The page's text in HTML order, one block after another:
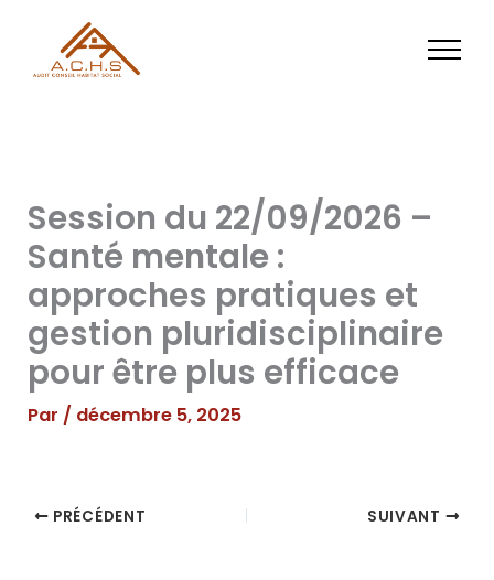
contenu
Session du 22/09/2026 –
Santé mentale :
approches pratiques et
gestion pluridisciplinaire
pour être plus efficace
Par / décembre 5, 2025
PRÉCÉDENT SUIVANT